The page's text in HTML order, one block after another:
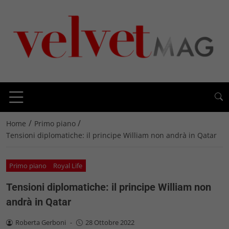
Home / Primo piano /
Tensioni diplomatiche: il principe William non andrà in Qatar
Primo piano Royal Life
Tensioni diplomatiche: il principe William non
andrà in Qatar
Roberta Gerboni - 28 Ottobre 2022